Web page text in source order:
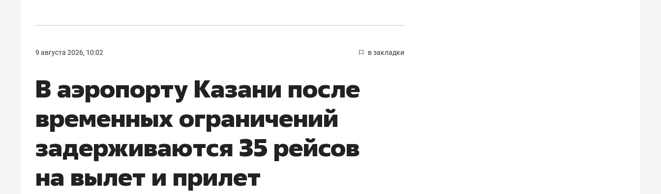
9 августа 2026, 10:02 в закладки
В аэропорту Казани после
временных ограничений
задерживаются 35 рейсов
на вылет и прилет